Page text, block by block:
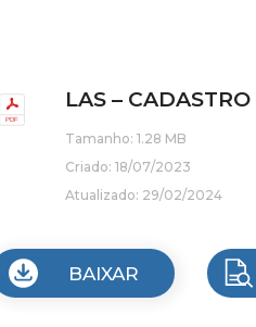
LAS –
Tamanho: 1.28 MB
Criado: 18/07/2023
Atualizado: 29/02/2024
BAIXAR